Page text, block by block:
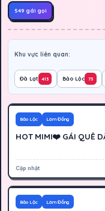
549 gái gọi
Khu vực liên quan:
Đà Lạt 413 Bảo Lộc 73
600K
Bảo Lộc Lâm Đồng
HOT MIMI❤️ GÁI QUÊ
Cập nhật
500K
Bảo Lộc Lâm Đồng